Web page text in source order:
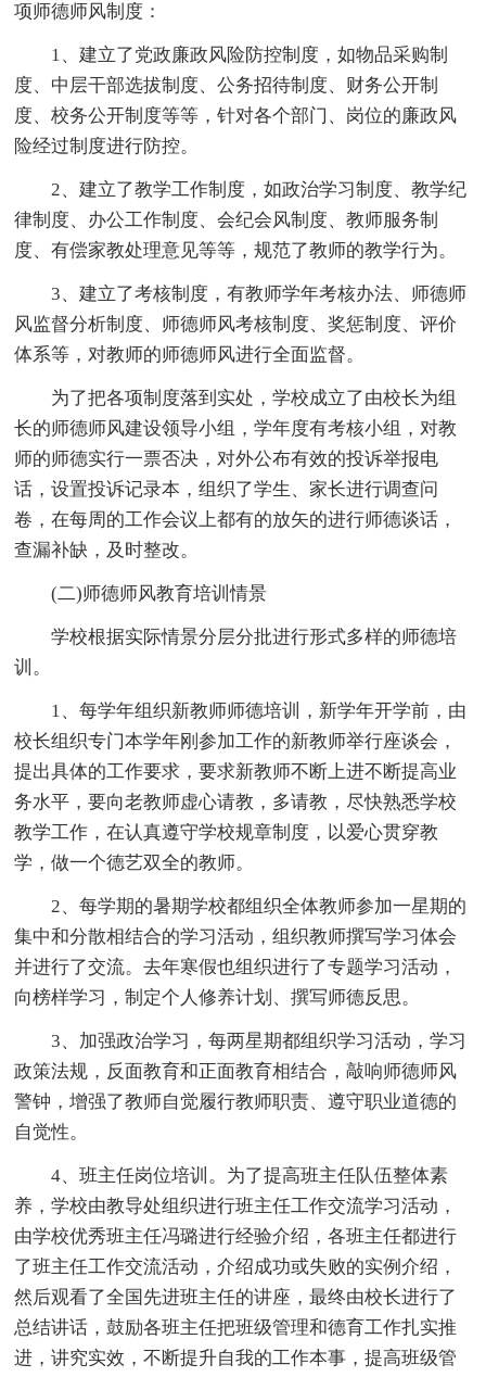
项师德师风制度：
1、建立了党政廉政风险防控制度，如物品采购制
度、中层干部选拔制度、公务招待制度、财务公开制
度、校务公开制度等等，针对各个部门、岗位的廉政风
险经过制度进行防控。
2、建立了教学工作制度，如政治学习制度、教学纪
律制度、办公工作制度、会纪会风制度、教师服务制
度、有偿家教处理意见等等，规范了教师的教学行为。
3、建立了考核制度，有教师学年考核办法、师德师
风监督分析制度、师德师风考核制度、奖惩制度、评价
体系等，对教师的师德师风进行全面监督。
为了把各项制度落到实处，学校成立了由校长为组
长的师德师风建设领导小组，学年度有考核小组，对教
师的师德实行一票否决，对外公布有效的投诉举报电
话，设置投诉记录本，组织了学生、家长进行调查问
卷，在每周的工作会议上都有的放矢的进行师德谈话，
查漏补缺，及时整改。
(二)师德师风教育培训情景
学校根据实际情景分层分批进行形式多样的师德培
训。
1、每学年组织新教师师德培训，新学年开学前，由
校长组织专门本学年刚参加工作的新教师举行座谈会，
提出具体的工作要求，要求新教师不断上进不断提高业
务水平，要向老教师虚心请教，多请教，尽快熟悉学校
教学工作，在认真遵守学校规章制度，以爱心贯穿教
学，做一个德艺双全的教师。
2、每学期的暑期学校都组织全体教师参加一星期的
集中和分散相结合的学习活动，组织教师撰写学习体会
并进行了交流。去年寒假也组织进行了专题学习活动，
向榜样学习，制定个人修养计划、撰写师德反思。
3、加强政治学习，每两星期都组织学习活动，学习
政策法规，反面教育和正面教育相结合，敲响师德师风
警钟，增强了教师自觉履行教师职责、遵守职业道德的
自觉性。
4、班主任岗位培训。为了提高班主任队伍整体素
养，学校由教导处组织进行班主任工作交流学习活动，
由学校优秀班主任冯璐进行经验介绍，各班主任都进行
了班主任工作交流活动，介绍成功或失败的实例介绍，
然后观看了全国先进班主任的讲座，最终由校长进行了
总结讲话，鼓励各班主任把班级管理和德育工作扎实推
进，讲究实效，不断提升自我的工作本事，提高班级管